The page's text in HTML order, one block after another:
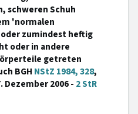
schweren Schuh
'normalen
zumindest heftig
oder in andere
getreten
BGH NStZ 1984, 328,
Dezember 2006 - 2 StR